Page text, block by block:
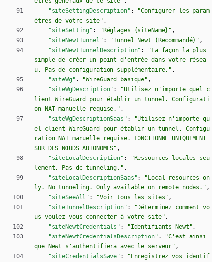
"siteSettingDescription" :
"Configurer les param
ètres de votre site" ,
"siteSetting" : "Réglages {siteName}" ,
"siteNewtTunnel" : "Tunnel Newt (Recommandé)" ,
"siteNewtTunnelDescription" :
"La façon la plus
simple de créer un point d'entrée dans votre résea
u. Pas de configuration supplémentaire." ,
"siteWg" : "WireGuard basique" ,
"siteWgDescription" :
"Utilisez n'importe quel c
lient WireGuard pour établir un tunnel. Configurati
on NAT manuelle requise." ,
"siteWgDescriptionSaas" :
"Utilisez n'importe qu
el client WireGuard pour établir un tunnel. Configu
ration NAT manuelle requise. FONCTIONNE UNIQUEMENT
SUR DES NŒUDS AUTONOMES" ,
"siteLocalDescription" :
"Ressources locales seu
lement. Pas de tunneling." ,
"siteLocalDescriptionSaas" :
"Local resources on
ly. No tunneling. Only available on remote nodes." ,
"siteSeeAll" : "Voir tous les sites" ,
"siteTunnelDescription" :
"Déterminez comment vo
us voulez vous connecter à votre site" ,
"siteNewtCredentials" : "Identifiants Newt" ,
"siteNewtCredentialsDescription" :
"C'est ainsi
que Newt s'authentifiera avec le serveur" ,
"siteCredentialsSave" :
"Enregistrez vos identif